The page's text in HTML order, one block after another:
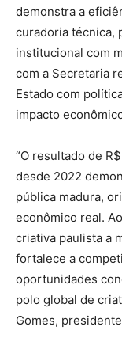
demonstra a
curadoria técnica,
institucional com
com a Secretaria
Estado com
impacto
“O resultado de
desde 2022
pública madura,
econômico real.
criativa paulista a
fortalece a
oportunidades
polo global de
Gomes,